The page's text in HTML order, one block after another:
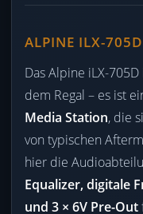
ALPINE ILX-
Das Alpine iLX-
dem Regal – es ist
Media Station, die
von typischen
hier die
Equalizer, digitale
und 3 × 6V Pre-Out